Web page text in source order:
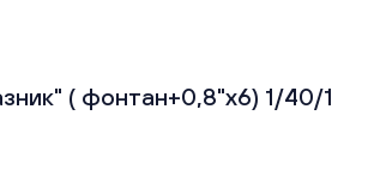
( фонтан+0,8"х6) 1/40/1